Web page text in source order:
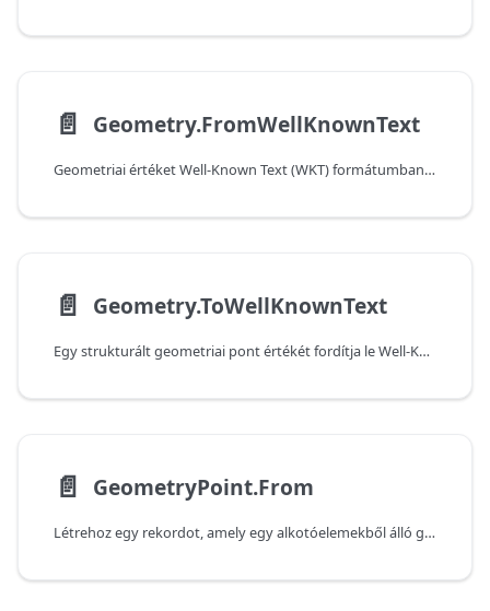
📄️ Geometry.FromWellKnownText
Geometriai értéket Well-Known Text (WKT) formátumban képviselő szöveget fordít le strukturált rekorddá.
📄️ Geometry.ToWellKnownText
Egy strukturált geometriai pont értékét fordítja le Well-Known Text (WKT) formába.
📄️ GeometryPoint.From
Létrehoz egy rekordot, amely egy alkotóelemekből álló geometriai pontot jelöl.